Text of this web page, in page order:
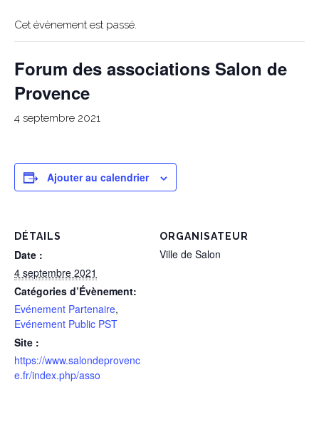
Cet évènement est passé.
Forum des associations Salon de
Provence
4 septembre 2021
Ajouter au calendrier
DÉTAILS
Date :
4 septembre 2021
Catégories d’Évènement:
Evénement Partenaire,
Evénement Public PST
Site :
https://www.salondeprovenc
e.fr/index.php/asso
ORGANISATEUR
Ville de Salon